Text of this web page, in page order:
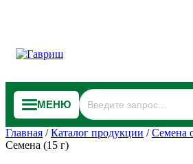
МЕНЮ
Главная /Каталог продукции /Семена
Семена (15 г)